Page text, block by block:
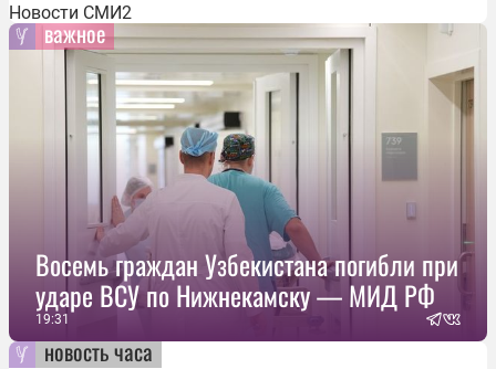
Новости СМИ2
важное
Восемь граждан Узбекистана погибли при
ударе ВСУ по Нижнекамску — МИД РФ
19:31
новость часа